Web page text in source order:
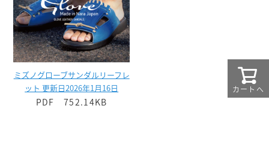
カートへ
ミズノグローブサンダルリーフレ
ット 更新日2026年1月16日
PDF 752.14KB